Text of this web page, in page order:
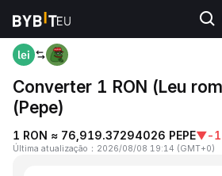
Página inicial
Converter 1 RON (Leu
(Pepe)
1 RON ≈ 76,919.37294026 PEPE▼-
Última atualização ： 2026/08/08 19:14 (GMT+0)